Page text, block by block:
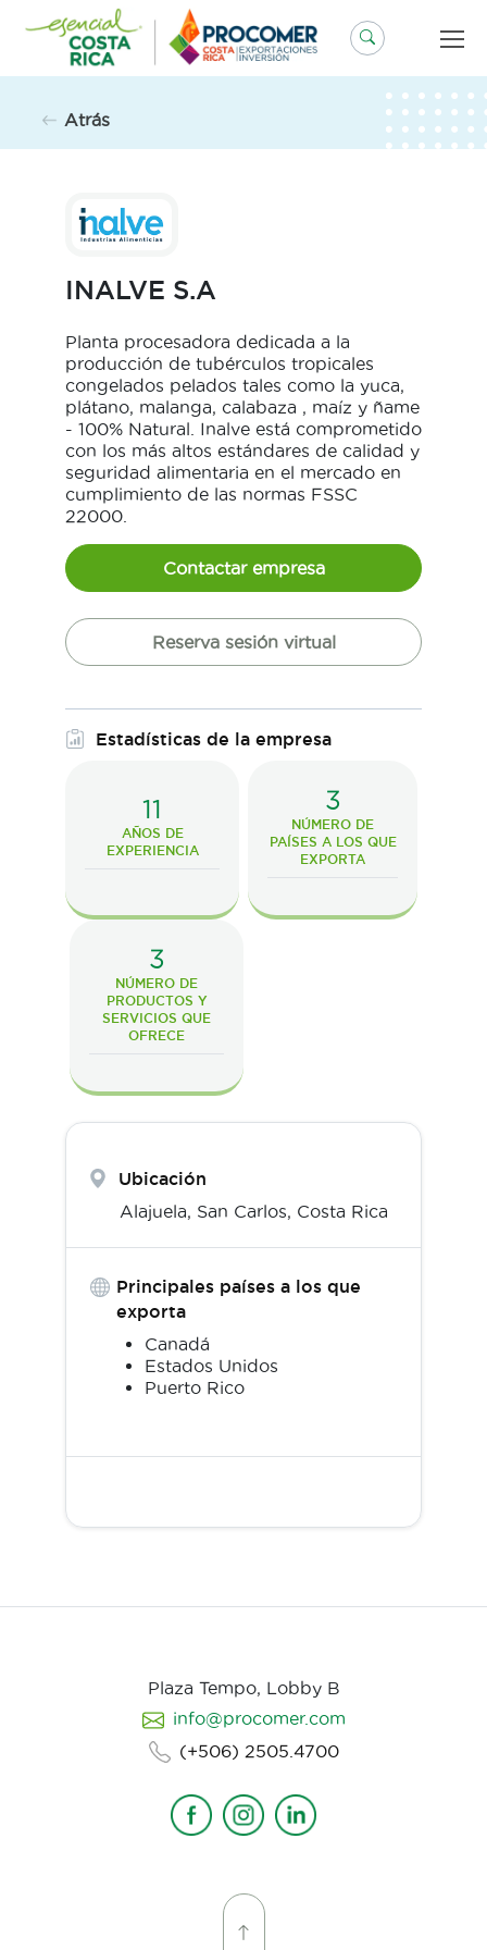
contenido
Atrás
INALVE S.A
Planta procesadora dedicada a la
producción de tubérculos tropicales
congelados pelados tales como la yuca,
plátano, malanga, calabaza , maíz y ñame
- 100% Natural. Inalve está comprometido
con los más altos estándares de calidad y
seguridad alimentaria en el mercado en
cumplimiento de las normas FSSC
22000.
Contactar empresa
Reserva sesión virtual
Estadísticas de la empresa
11
AÑOS DE
EXPERIENCIA
3
NÚMERO DE
PAÍSES A LOS QUE
EXPORTA
3
NÚMERO DE
PRODUCTOS Y
SERVICIOS QUE
OFRECE
Ubicación
Alajuela, San Carlos, Costa Rica
Principales países a los que
exporta
Canadá
Estados Unidos
Puerto Rico
Plaza Tempo, Lobby B
info@procomer.com
(+506) 2505.4700